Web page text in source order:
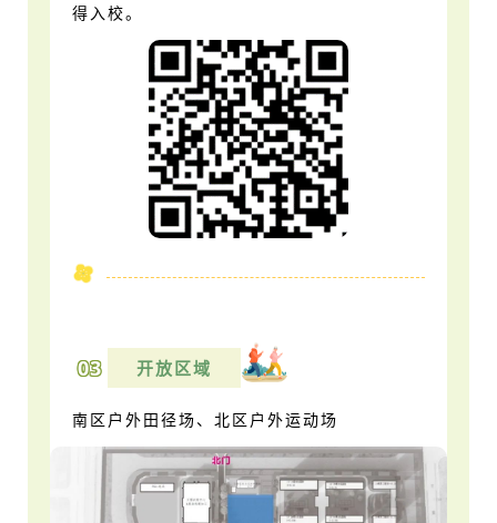
得入校。
03 开放区域
南区户外田径场、 北区户外运动场